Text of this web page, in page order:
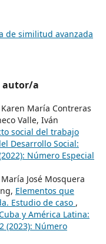
de similitud avanzada
autor/a
María Contreras
Valle, Iván
social del trabajo
Desarrollo Social:
Número Especial
José Mosquera
Elementos que
Estudio de caso ,
y América Latina:
(2023): Número